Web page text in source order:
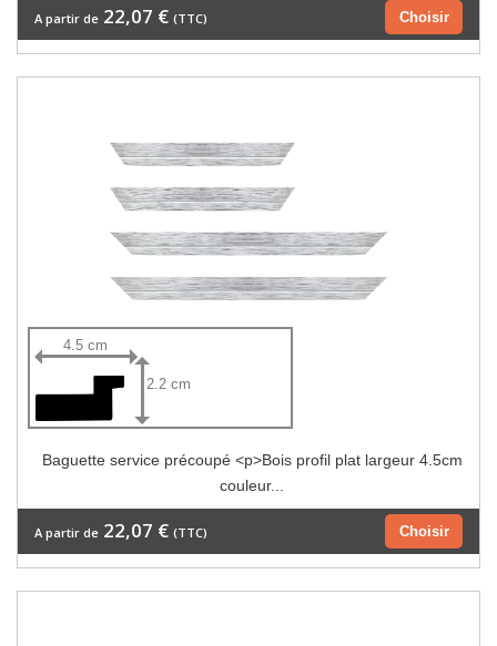
Choisir
A partir de 22,07 € (TTC)
4.5 cm
2.2 cm
Baguette service précoupé <p>Bois profil plat largeur 4.5cm
couleur...
Choisir
A partir de 22,07 € (TTC)